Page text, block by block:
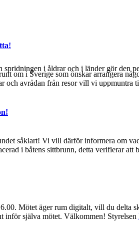
i åldrar och i länder gör den
i Sverige som önskar arrangera
och avrådan från resor vill vi
såklart! Vi vill därför informera om
i båtens sittbrunn, detta verifierar att
Mötet äger rum digitalt, vill du delta
inför själva mötet. Välkommen! Styrelsen